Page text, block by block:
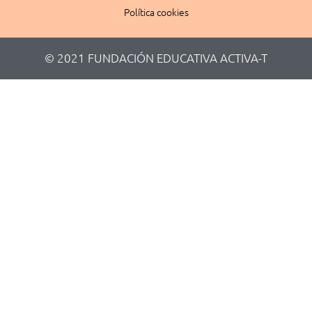
Política cookies
© 2021 FUNDACIÓN EDUCATIVA ACTIVA-T​